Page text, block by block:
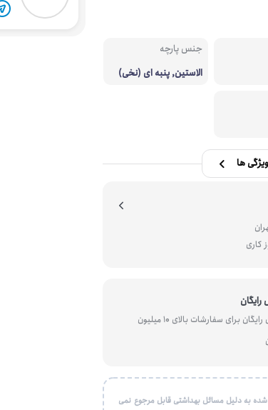
جنس پارچه
الاستین, پنبه ای (نخی)
ها
رایگان
ارسال رایگان برای سفارشات بالای 10 میلیون
به دلیل مسائل بهداشتی قابل مرجوع نمی